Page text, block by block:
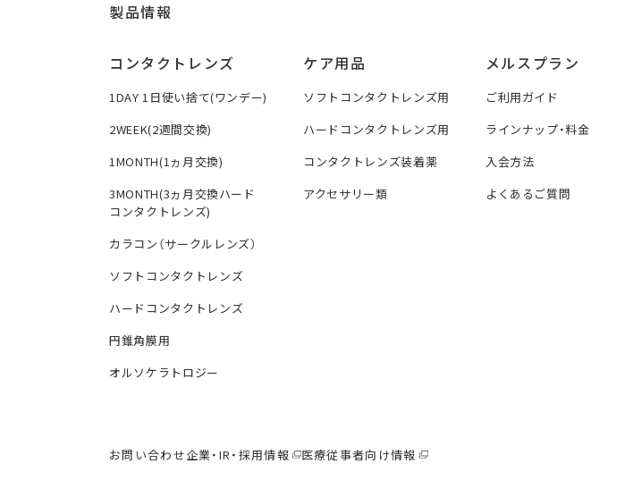
製品情報
コンタクトレンズ
1DAY 1日使い捨て(ワンデー)
2WEEK(2週間交換)
1MONTH(1ヵ月交換)
3MONTH(3ヵ月交換ハード
コンタクトレンズ)
カラコン（サークルレンズ）
ソフトコンタクトレンズ
ハードコンタクトレンズ
円錐角膜用
オルソケラトロジー
ケア用品
ソフトコンタクトレンズ用
ハードコンタクトレンズ用
コンタクトレンズ装着薬
アクセサリー類
メルスプラン
ご利用ガイド
ラインナップ・料金
入会方法
よくあるご質問
お問い合わせ企業・IR・採用情報 医療従事者向け情報